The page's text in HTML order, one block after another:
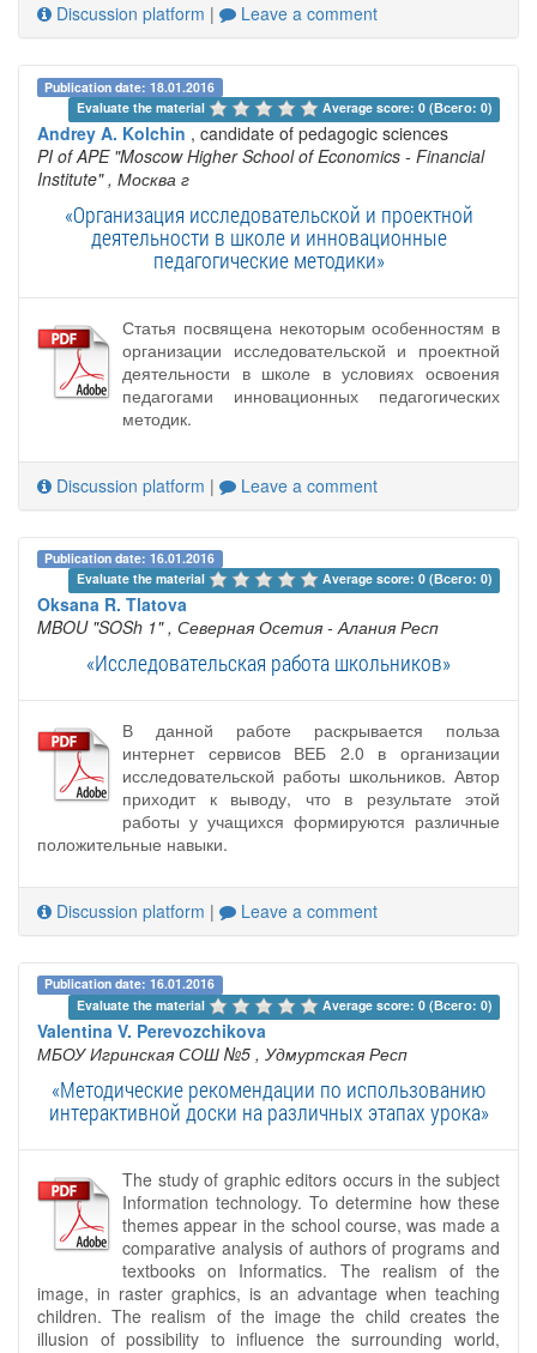
Discussion platform | Leave a comment
Publication date: 18.01.2016
Evaluate the material
Average score: 0 (Всего: 0)
Andrey A. Kolchin , candidate of pedagogic sciences
PI of APE "Moscow Higher School of Economics - Financial
Institute" , Москва г
«Организация исследовательской и проектной
деятельности в школе и инновационные
педагогические методики»
Статья посвящена некоторым особенностям в
организации исследовательской и проектной
деятельности в школе в условиях освоения
педагогами инновационных педагогических
методик.
Discussion platform | Leave a comment
Publication date: 16.01.2016
Evaluate the material
Average score: 0 (Всего: 0)
Oksana R. Tlatova
MBOU "SOSh 1" , Северная Осетия - Алания Респ
«Исследовательская работа школьников»
В данной работе раскрывается польза
интернет сервисов ВЕБ 2.0 в организации
исследовательской работы школьников. Автор
приходит к выводу, что в результате этой
работы у учащихся формируются различные
положительные навыки.
Discussion platform | Leave a comment
Publication date: 16.01.2016
Evaluate the material
Average score: 0 (Всего: 0)
Valentina V. Perevozchikova
МБОУ Игринская СОШ №5 , Удмуртская Респ
«Методические рекомендации по использованию
интерактивной доски на различных этапах урока»
The study of graphic editors occurs in the subject
Information technology. To determine how these
themes appear in the school course, was made a
comparative analysis of authors of programs and
textbooks on Informatics. The realism of the
image, in raster graphics, is an advantage when teaching
children. The realism of the image the child creates the
illusion of possibility to influence the surrounding world,